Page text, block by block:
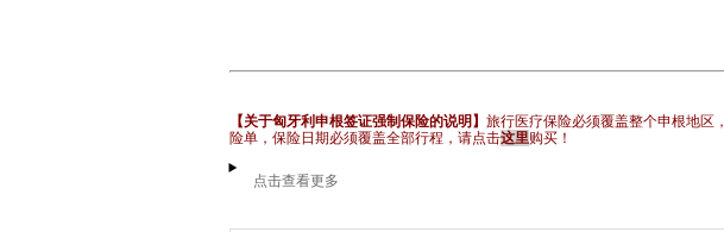
【关于匈牙利申根签证强制保险的说明】 旅行医疗保险必须覆盖整个申根地区，
险单，保险日期必须覆盖全部行程 ，请点击这里购买！
点击查看更多